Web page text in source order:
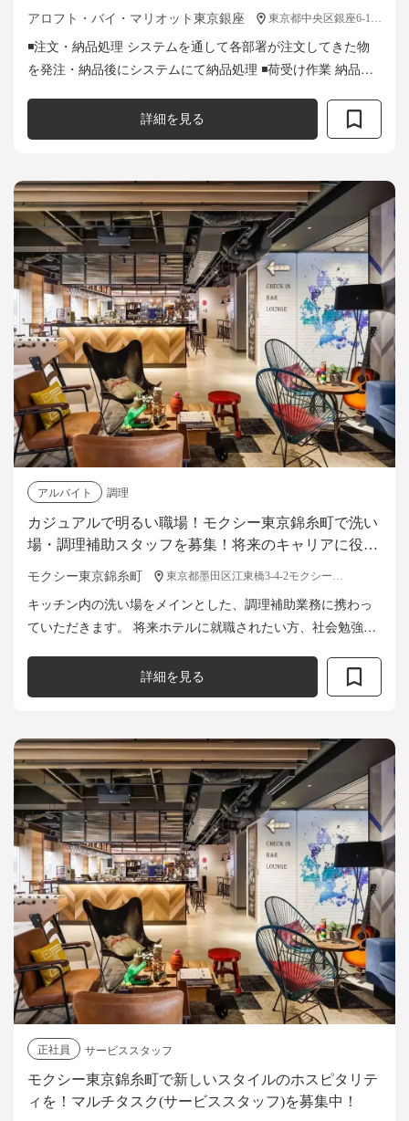
アロフト・バイ・マリオット東京銀座 東京都中央区銀座6-14-3
◾注文・納品処理 システムを通して各部署が注文してきた物
を発注・納品後にシステムにて納品処理 ◾荷受け作業 納品さ
交換対応 ◾アイテム提案...
詳細を見る
アルバイト
調理
カジュアルで明るい職場！モクシー東京錦糸町で洗い
場・調理補助スタッフを募集！将来のキャリアに役立
つ経験を積みましょう
モクシー東京錦糸町
キッチン内の洗い場をメインとした、調理補助業務に携わっ
ていただきます。 将来ホテルに就職されたい方、社会勉強に
です。 海外ゲストが多く...
詳細を見る
正社員
サービススタッフ
モクシー東京錦糸町で新しいスタイルのホスピタリテ
ィを！マルチタスク(サービススタッフ)を募集中！